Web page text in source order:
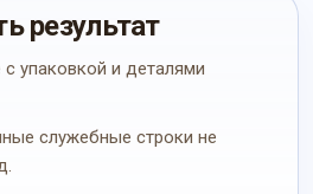
результат
с упаковкой и деталями
служебные строки не